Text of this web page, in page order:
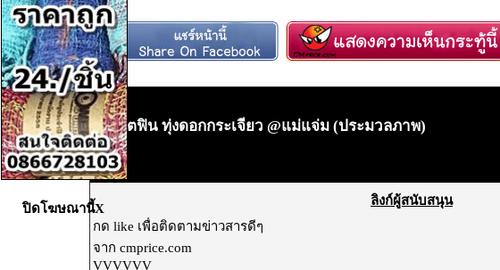
• โครตฟิน ทุ่งดอกกระเจียว @แม่แจ่ม (ประมวลภาพ)
กด like เพื่อติดตามข่าวสารดีๆ
จาก cmprice.com
VVVVVV
ลิงก์ผู้สนับสนุน
ปิดโฆษณานี้X